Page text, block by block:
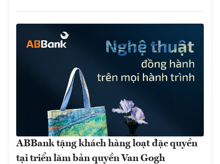
ABBank tặng khách hàng loạt đặc quyền
tại triển lãm bản quyền Van Gogh